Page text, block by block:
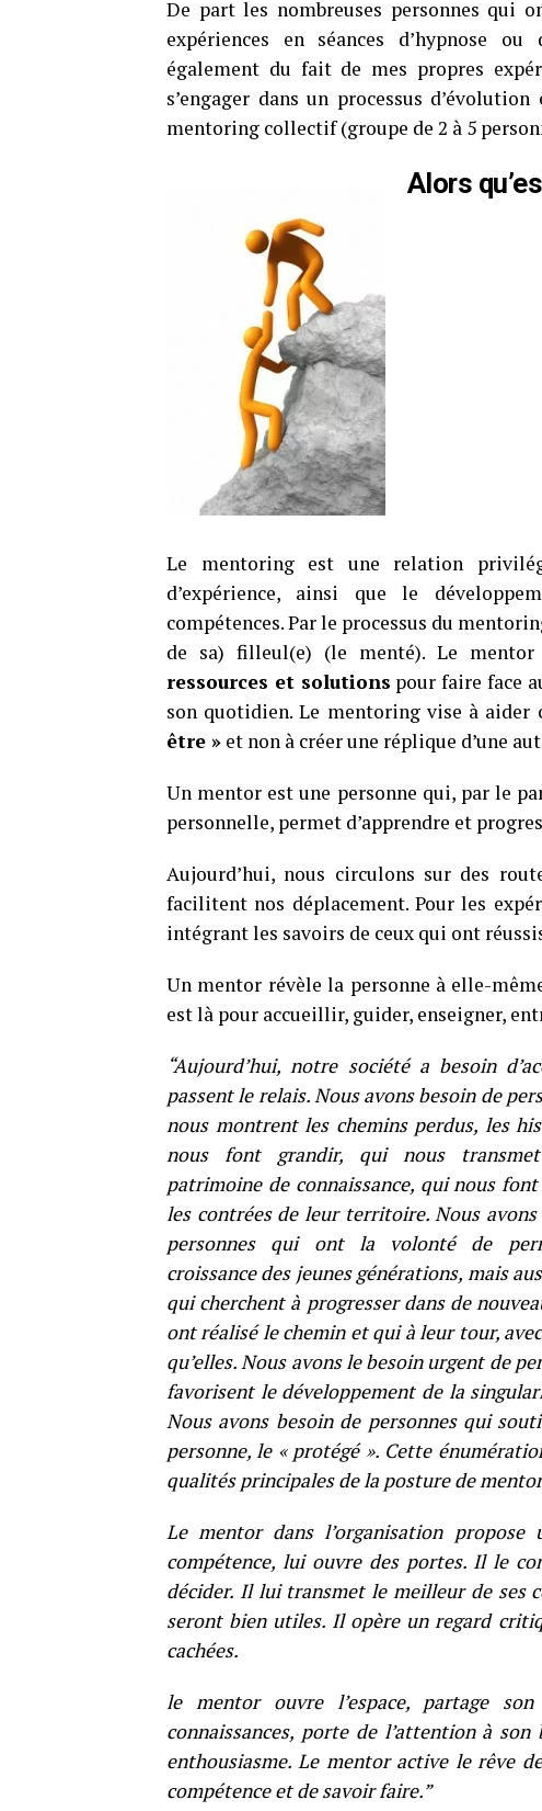
De part les nombreuses personnes qui
expériences en séances d’hypnose
également du fait de mes propres
s’engager dans un processus
mentoring collectif (groupe de 2 à 5
Alors
Le mentoring est une relation
d’expérience, ainsi que le
compétences. Par le processus du
de sa) filleul(e) (le menté). Le
ressources et solutions pour faire face
son quotidien. Le mentoring vise à aider
être » et non à créer une réplique d’une
Un mentor est une personne qui, par le
personnelle, permet d’apprendre et
Aujourd’hui, nous circulons sur des
facilitent nos déplacement. Pour les
intégrant les savoirs de ceux qui ont
Un mentor révèle la personne à elle-
est là pour accueillir, guider, enseigner,
“Aujourd’hui, notre société a besoin
passent le relais. Nous avons besoin de
nous montrent les chemins perdus, les
nous font grandir, qui nous
patrimoine de connaissance, qui nous
les contrées de leur territoire. Nous avons
personnes qui ont la volonté de
croissance des jeunes générations, mais
qui cherchent à progresser dans de
ont réalisé le chemin et qui à leur tour,
qu’elles. Nous avons le besoin urgent de
favorisent le développement de la
Nous avons besoin de personnes qui
personne, le « protégé ». Cette
qualités principales de la posture de
Le mentor dans l’organisation
compétence, lui ouvre des portes. Il le
décider. Il lui transmet le meilleur de ses
seront bien utiles. Il opère un regard
cachées.
le mentor ouvre l’espace, partage
connaissances, porte de l’attention à
enthousiasme. Le mentor active le rêve
compétence et de savoir faire.”